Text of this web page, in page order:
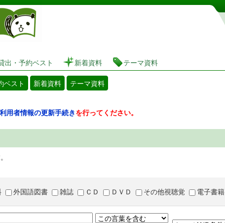
図書館 蔵書検索・予約システム
出・予約ベスト 新着資料 テーマ資料
ベスト 新着資料 テーマ資料
利用者情報の更新手続きを行ってください。
外国語図書 雑誌 ＣＤ ＤＶＤ その他視聴覚 電子書籍